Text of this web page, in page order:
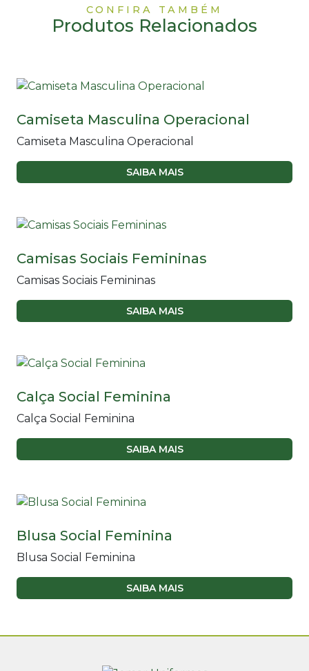
CONFIRA TAMBÉM
Produtos Relacionados
Camiseta Masculina Operacional
Camiseta Masculina Operacional
SAIBA MAIS
Camisas Sociais Femininas
Camisas Sociais Femininas
SAIBA MAIS
Calça Social Feminina
Calça Social Feminina
SAIBA MAIS
Blusa Social Feminina
Blusa Social Feminina
SAIBA MAIS